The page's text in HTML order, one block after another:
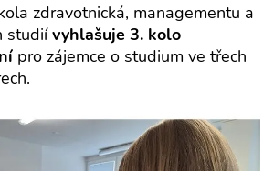
zdravotnická, managementu a
studiívyhlašuje 3. kolo
pro zájemce o studium ve třech